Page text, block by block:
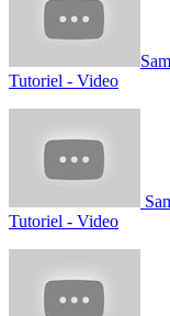
Video
Tutoriel - Video